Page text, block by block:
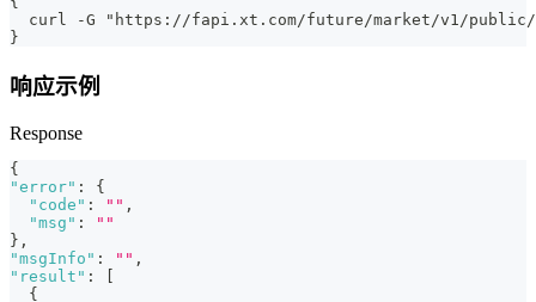
curl -G "https://fapi.xt.com/future/market/v1/
}
响应示例
Response
{
"error" :
{
"code" : "" ,
"msg" :
""
} ,
"msgInfo" : "" ,
"result" :
{